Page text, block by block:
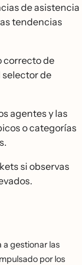
de asistencia
tendencias
correcto de
de
agentes y las
o categorías
si observas
a gestionar las
por los